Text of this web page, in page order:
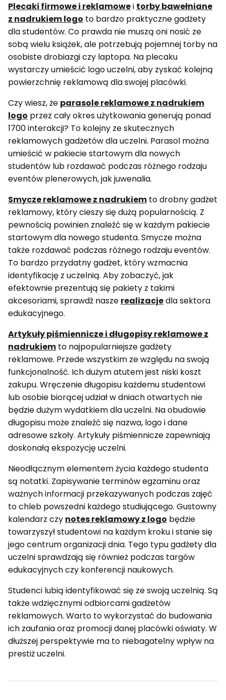
Plecaki firmowe i reklamowei torby bawełniane
z nadrukiem logo to bardzo praktyczne gadżety
dla studentów. Co prawda nie muszą oni nosić ze
sobą wielu książek, ale potrzebują pojemnej torby na
osobiste drobiazgi czy laptopa. Na plecaku
wystarczy umieścić logo uczelni, aby zyskać kolejną
powierzchnię reklamową dla swojej placówki.
Czy wiesz, że parasole reklamowe z nadrukiem
logo przez cały okres użytkowania generują ponad
1700 interakcji? To kolejny ze skutecznych
reklamowych gadżetów dla uczelni. Parasol można
umieścić w pakiecie startowym dla nowych
studentów lub rozdawać podczas różnego rodzaju
eventów plenerowych, jak juwenalia.
Smycze reklamowe z nadrukiem to drobny gadżet
reklamowy, który cieszy się dużą popularnością. Z
pewnością powinien znaleźć się w każdym pakiecie
startowym dla nowego studenta. Smycze można
także rozdawać podczas różnego rodzaju eventów.
To bardzo przydatny gadżet, który wzmacnia
identyfikację z uczelnią. Aby zobaczyć, jak
efektownie prezentują się pakiety z takimi
akcesoriami, sprawdź nasze realizacjedla sektora
edukacyjnego.
Artykuły piśmiennicze i długopisy reklamowe z
nadrukiem to najpopularniejsze gadżety
reklamowe. Przede wszystkim ze względu na swoją
funkcjonalność. Ich dużym atutem jest niski koszt
zakupu. Wręczenie długopisu każdemu studentowi
lub osobie biorącej udział w dniach otwartych nie
będzie dużym wydatkiem dla uczelni. Na obudowie
długopisu może znaleźć się nazwa, logo i dane
adresowe szkoły. Artykuły piśmiennicze zapewniają
doskonałą ekspozycję uczelni.
Nieodłącznym elementem życia każdego studenta
są notatki. Zapisywanie terminów egzaminu oraz
ważnych informacji przekazywanych podczas zajęć
to chleb powszedni każdego studiującego. Gustowny
kalendarz czy notes reklamowy z logo będzie
towarzyszył studentowi na każdym kroku i stanie się
jego centrum organizacji dnia. Tego typu gadżety dla
uczelni sprawdzają się również podczas targów
edukacyjnych czy konferencji naukowych.
Studenci lubią identyfikować się ze swoją uczelnią. Są
także wdzięcznymi odbiorcami gadżetów
reklamowych. Warto to wykorzystać do budowania
ich zaufania oraz promocji danej placówki oświaty. W
dłuższej perspektywie ma to niebagatelny wpływ na
prestiż uczelni.